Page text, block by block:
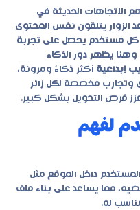
الحديثة في
الزوار يتلقون نفس المحتوى
كل مستخدم يحصل على تجربة
يظهر دور الذكاء
إبداعية أكثر ذكاءً ومرونة،
وتجارب مخصصة لكل زائر
فرص التحويل بشكل كبير.
لفهم
داخل الموقع مثل
مما يساعد على بناء ملف
له.